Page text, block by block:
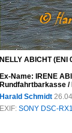
NELLY ABICHT
Ex-Name: IRENE
Rundfahrtbarkasse /
Harald Schmidt
EXIF: SONY DSC-